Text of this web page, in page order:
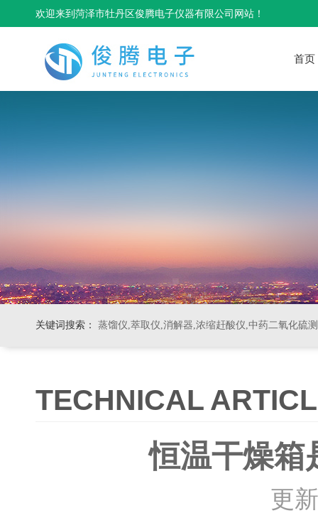
欢迎来到菏泽市牡丹区俊腾电子仪器有限公司网站！
首页
关键词搜索： 蒸馏仪,萃取仪,消解器,浓缩赶酸仪,中药二氧化硫
TECHNICAL
恒温干燥箱
更新